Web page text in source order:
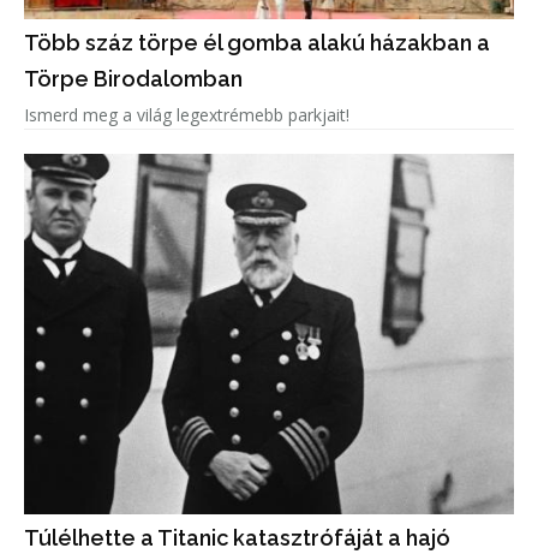
Több száz törpe él gomba alakú házakban a
Törpe Birodalomban
Ismerd meg a világ legextrémebb parkjait!
Túlélhette a Titanic katasztrófáját a hajó